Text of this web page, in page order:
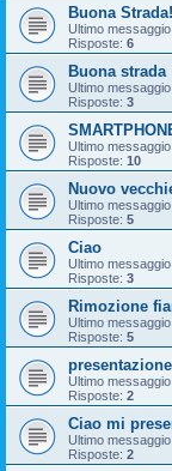
Buona Strada!
Ultimo
Risposte: 6
Buona strada
Ultimo
Risposte: 3
Ultimo
Risposte: 10
Nuovo
Ultimo
Risposte: 5
Ciao
Ultimo
Risposte: 3
Rimozione
Ultimo
Risposte: 5
Ultimo
Risposte: 2
Ciao mi
Ultimo
Risposte: 2